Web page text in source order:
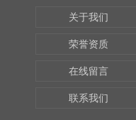
关于我们
荣誉资质
在线留言
联系我们